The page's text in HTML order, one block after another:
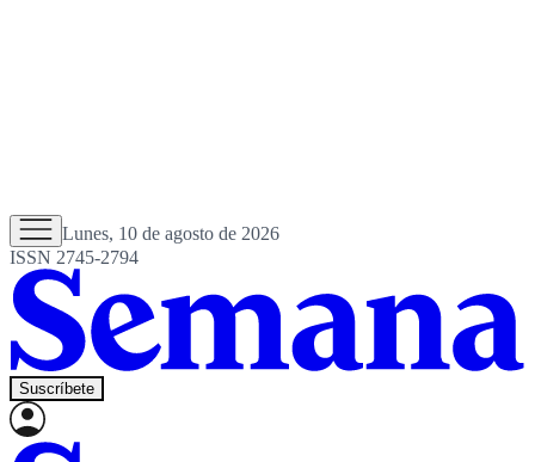
Lunes, 10 de agosto de 2026
ISSN 2745-2794
Suscríbete